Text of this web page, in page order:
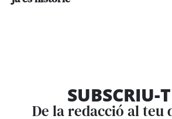
SUBSCRIU-
De la redacció al teu